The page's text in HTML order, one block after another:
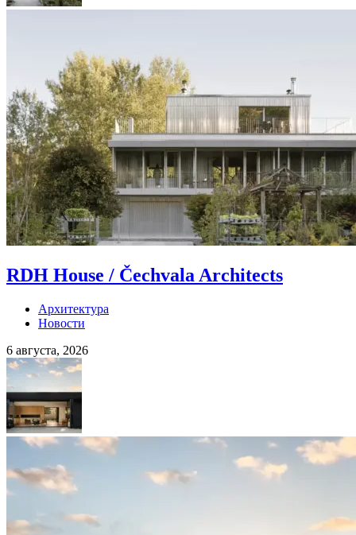
RDH House / Čechvala Architects
Архитектура
Новости
6 августа, 2026